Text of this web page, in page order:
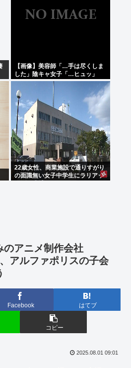
【画像】美容師「…手は尽くしま
した」陰キャ女子「…ヒュッ」
22歳女性、商業施設で通りすがり
の面識無い女子中学生にラリアッ
のアニメ制作会社
アルファポリスの子会
Facebook はてブ
コピー
2025.08.01 09:01